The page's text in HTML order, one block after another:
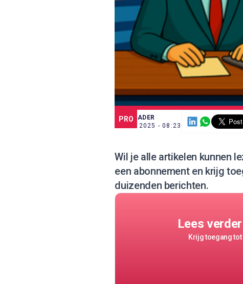
PRO
SCE TRADER
2 DEC. 2025 - 08:23
Wil je alle artikelen kunnen
een abonnementen krijg
duizenden berichten.
Lees
Krijg toegang